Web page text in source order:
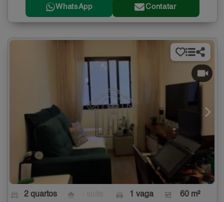
WhatsApp Contatar
2 quartos 1 vaga 60 m²